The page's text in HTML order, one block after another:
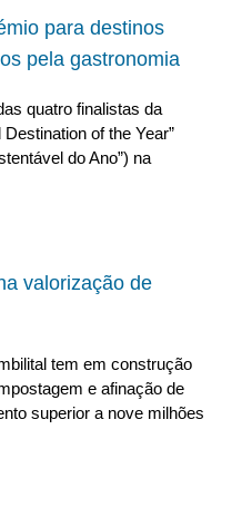
para destinos
pela gastronomia
quatro finalistas da
of the Year”
do Ano”) na
valorização de
tem em construção
e afinação de
superior a nove milhões